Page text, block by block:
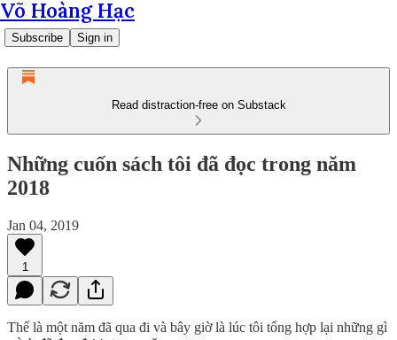
Võ Hoàng Hạc
Subscribe Sign in
Read distraction-free on Substack
Những cuốn sách tôi đã đọc trong năm
2018
Jan 04, 2019
1
Thế là một năm đã qua đi và bây giờ là lúc tôi tổng hợp lại những gì